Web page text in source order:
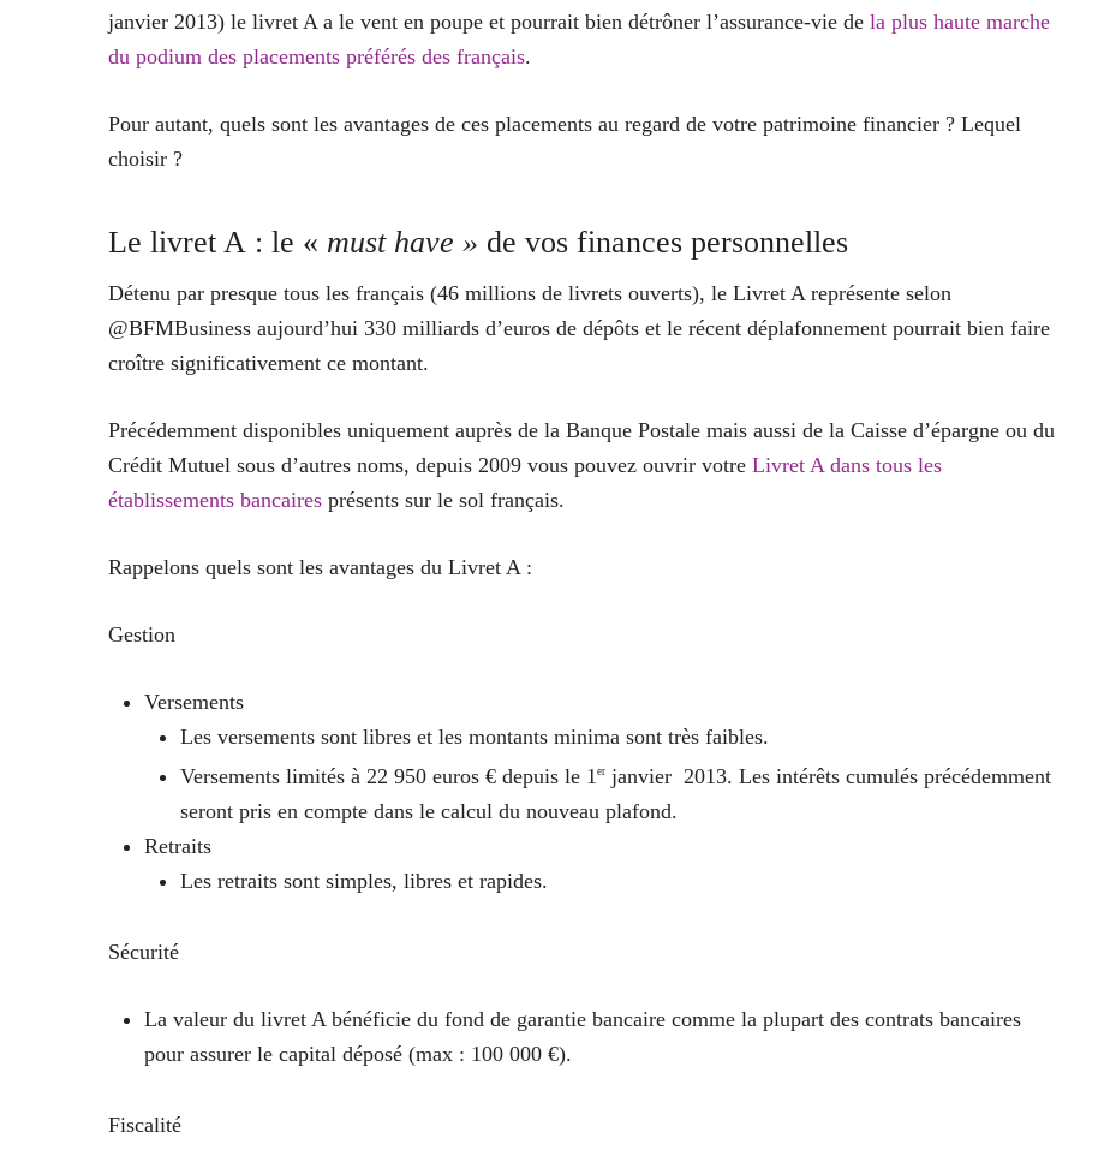
janvier 2013) le livret A a le vent en poupe et pourrait bien détrôner l’assurance-vie de la plus haute marche
du podium des placements préférés des français.
Pour autant, quels sont les avantages de ces placements au regard de votre patrimoine financier ? Lequel
choisir ?
Le livret A : le « must have » de vos finances personnelles
Détenu par presque tous les français (46 millions de livrets ouverts), le Livret A représente selon
@BFMBusiness aujourd’hui 330 milliards d’euros de dépôts et le récent déplafonnement pourrait bien faire
croître significativement ce montant.
Précédemment disponibles uniquement auprès de la Banque Postale mais aussi de la Caisse d’épargne ou du
Crédit Mutuel sous d’autres noms, depuis 2009 vous pouvez ouvrir votre Livret A dans tous les
établissements bancaires présents sur le sol français.
Rappelons quels sont les avantages du Livret A :
Gestion
Versements
Les versements sont libres et les montants minima sont très faibles.
Versements limités à 22 950 euros € depuis le 1er janvier 2013. Les intérêts cumulés précédemment
seront pris en compte dans le calcul du nouveau plafond.
Retraits
Les retraits sont simples, libres et rapides.
Sécurité
La valeur du livret A bénéficie du fond de garantie bancaire comme la plupart des contrats bancaires
pour assurer le capital déposé (max : 100 000 €).
Fiscalité